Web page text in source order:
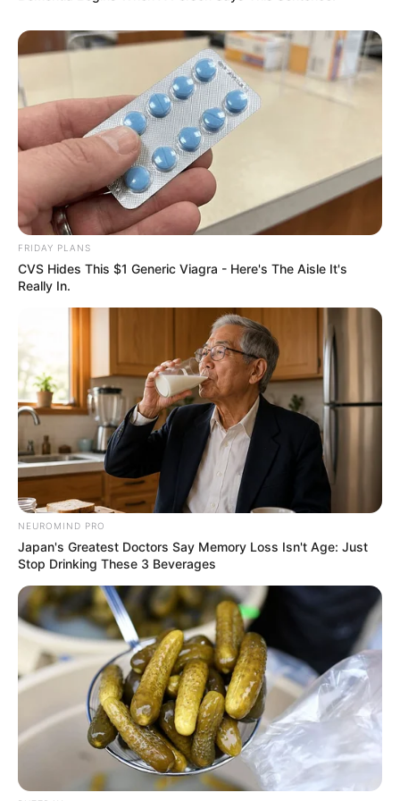
Elo7
Elo7
FRIDAY PLANS
CVS Hides This $1 Generic Viagra - Here's The Aisle It's
Really In.
NEUROMIND PRO
Japan's Greatest Doctors Say Memory Loss Isn't Age: Just
Stop Drinking These 3 Beverages